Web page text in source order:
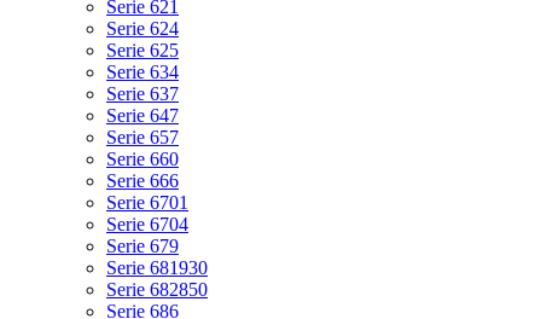
Serie 621
Serie 624
Serie 625
Serie 634
Serie 637
Serie 647
Serie 657
Serie 660
Serie 666
Serie 6701
Serie 6704
Serie 679
Serie 681930
Serie 682850
Serie 686